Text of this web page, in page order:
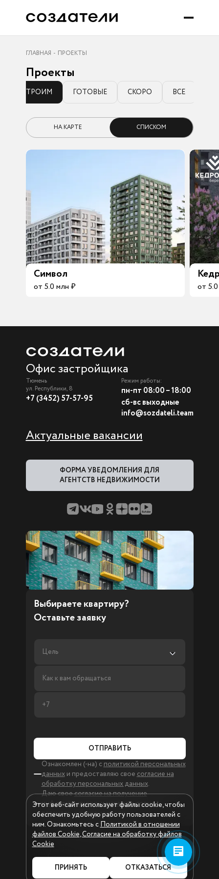
ГЛАВНАЯ ПРОЕКТЫ
Проекты
СТРОИМ ГОТОВЫЕ СКОРО ВСЕ
НА КАРТЕ СПИСКОМ
Символ
от 5.0 млн ₽ от
Офис застройщика
Тюмень
ул. Республики, 8
+7 (3452) 57-57-95
Режим работы:
пн-пт 08:00 – 18:00
сб-вс выходные
info@sozdateli.team
Актуальные вакансии
ФОРМА УВЕДОМЛЕНИЯ ДЛЯ
АГЕНТСТВ НЕДВИЖИМОСТИ
Выбираете квартиру?
Оставьте заявку
Цель
ОТПРАВИТЬ
Ознакомлен (-на) сполитикой персональных
данных и предоставляю своесогласие на
обработку персональных данных.
Даю своесогласие на получение
информационных и маркетинговых
рассылок, а также звонков.
Согласие на обработку файлов cookie
Политика обработки персональных данных
Согласие на обработку персональных данных
Согласие на получение информационной и рекламной
Разработка и продвижение сайта
Этот веб-сайт использует файлы cookie, чтобы
обеспечить удобную работу пользователей c
ним. Ознакомьтесь cПолитикой в отношении
файлов Cookie,Согласие на обработку файлов
Cookie
ПРИНЯТЬ ОТКАЗАТЬСЯ